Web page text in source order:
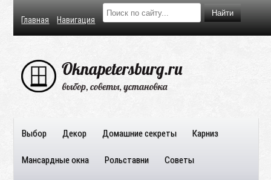
Главная Навигация
Выбор Декор Домашние секреты Карниз
Мансардные окна Рольставни Советы